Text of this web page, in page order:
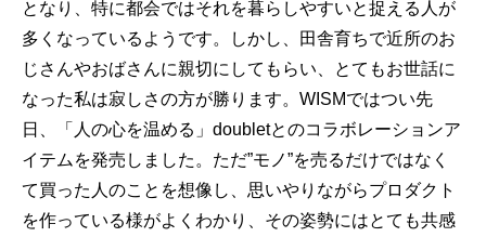
となり、特に都会ではそれを暮らしやすいと捉える人が
多くなっているようです。しかし、田舎育ちで近所のお
じさんやおばさんに親切にしてもらい、とてもお世話に
なった私は寂しさの方が勝ります。WISMではつい先
日、「人の心を温める」doubletとのコラボレーションア
イテムを発売しました。ただ”モノ”を売るだけではなく
て買った人のことを想像し、思いやりながらプロダクト
を作っている様がよくわかり、その姿勢にはとても共感